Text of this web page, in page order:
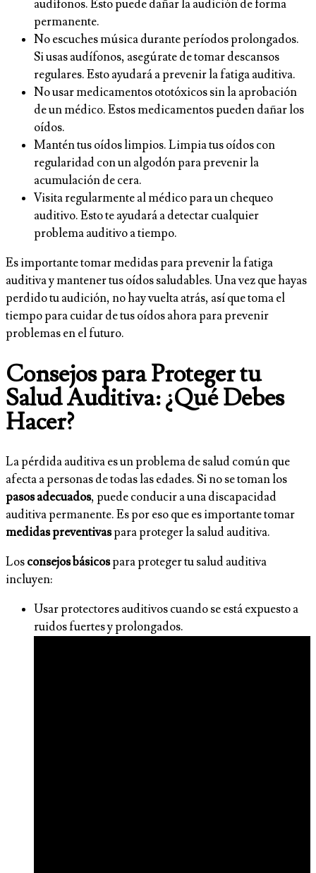
audífonos. Esto puede dañar la audición de forma
permanente.
No escuches música durante períodos prolongados.
Si usas audífonos, asegúrate de tomar descansos
regulares. Esto ayudará a prevenir la fatiga auditiva.
No usar medicamentos ototóxicos sin la aprobación
de un médico. Estos medicamentos pueden dañar los
oídos.
Mantén tus oídos limpios. Limpia tus oídos con
regularidad con un algodón para prevenir la
acumulación de cera.
Visita regularmente al médico para un chequeo
auditivo. Esto te ayudará a detectar cualquier
problema auditivo a tiempo.
Es importante tomar medidas para prevenir la fatiga
auditiva y mantener tus oídos saludables. Una vez que hayas
perdido tu audición, no hay vuelta atrás, así que toma el
tiempo para cuidar de tus oídos ahora para prevenir
problemas en el futuro.
Consejos para Proteger tu
Salud Auditiva: ¿Qué Debes
Hacer?
La pérdida auditiva es un problema de salud común que
afecta a personas de todas las edades. Si no se toman los
pasos adecuados, puede conducir a una discapacidad
auditiva permanente. Es por eso que es importante tomar
medidas preventivaspara proteger la salud auditiva.
Losconsejos básicospara proteger tu salud auditiva
incluyen:
Usar protectores auditivos cuando se está expuesto a
ruidos fuertes y prolongados.